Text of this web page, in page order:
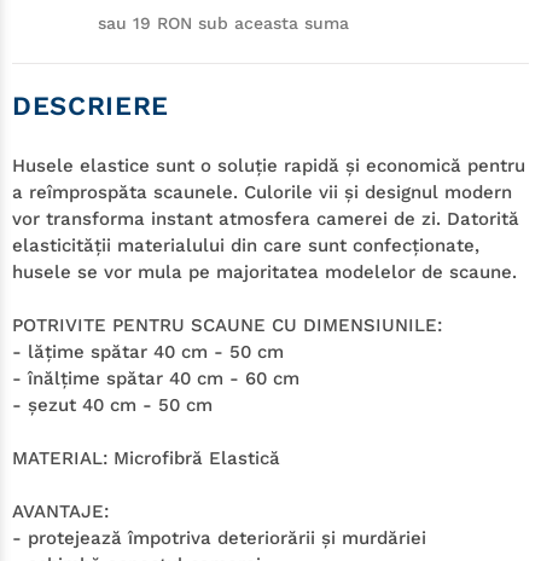
sau 19 RON sub aceasta suma
DESCRIERE
Husele elastice sunt o soluţie rapidă şi economică pentru
a reîmprospăta scaunele. Culorile vii şi designul modern
vor transforma instant atmosfera camerei de zi. Datorită
elasticităţii materialului din care sunt confecţionate,
husele se vor mula pe majoritatea modelelor de scaune.
POTRIVITE PENTRU SCAUNE CU DIMENSIUNILE:
- lăţime spătar 40 cm - 50 cm
- înălţime spătar 40 cm - 60 cm
- şezut 40 cm - 50 cm
MATERIAL: Microfibră Elastică
AVANTAJE:
- protejează împotriva deteriorării şi murdăriei